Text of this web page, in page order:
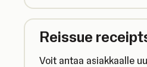
Reissue
Voit antaa asiakkaalle